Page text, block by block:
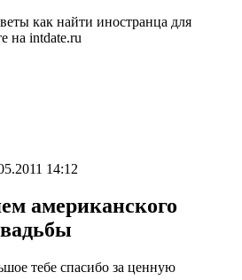
как найти иностранца для
на intdate.ru
14:12
американского
тебе спасибо за ценную